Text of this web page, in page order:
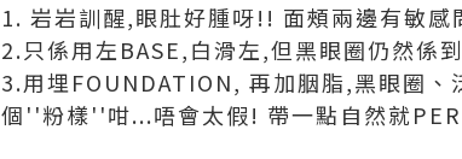
1. 岩岩訓醒,眼肚好腫呀!! 面頰兩邊有敏感
2.只係用左BASE,白滑左,但黑眼圈仍然係
3.用埋FOUNDATION, 再加胭脂,黑眼圈
個''粉樣''咁...唔會太假! 帶一點自然就